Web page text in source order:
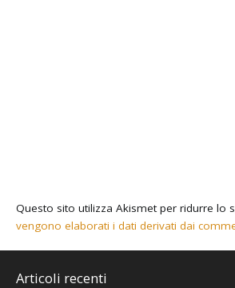
Questo sito utilizza Akismet per ridurre lo
vengono elaborati i dati derivati dai
Articoli recenti